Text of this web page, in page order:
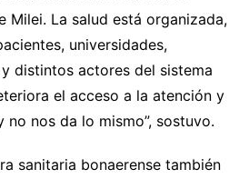
Milei. La salud está organizada,
universidades,
distintos actores del sistema
el acceso a la atención y
nos da lo mismo”, sostuvo.
sanitaria bonaerense también